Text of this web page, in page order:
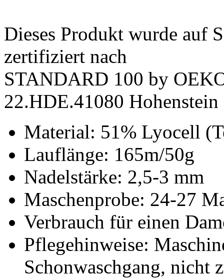
Dieses Produkt wurde auf
zertifiziert nach
STANDARD 100 by
22.HDE.41080
Material: 51% Lyocell
Lauflänge: 165m/50g
Nadelstärke: 2,5-3 mm
Maschenprobe: 24-27
Verbrauch für einen
Pflegehinweise:
Schonwaschgang, nicht